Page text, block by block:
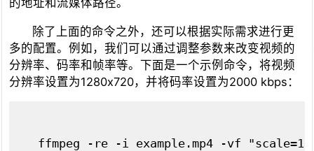
的地址和流媒体路径。
除了上面的命令之外，还可以根据实际需求进行更
多的配置。例如，我们可以通过调整参数来改变视频的
分辨率、码率和帧率等。下面是一个示例命令，将视频
分辨率设置为1280x720，并将码率设置为2000 kbps：
ffmpeg -re -i example.mp4 -vf